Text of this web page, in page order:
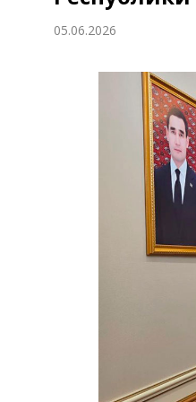
05.06.2026